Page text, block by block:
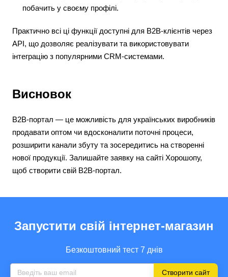
побачить у своєму профілі.
Практично всі ці функції доступні для В2В-клієнтів через
API, що дозволяє реалізувати та використовувати
інтеграцію з популярними CRM-системами.
Висновок
B2B-портал — це можливість для українських виробників
продавати оптом чи вдосконалити поточні процеси,
розширити канали збуту та зосередитись на створенні
нової продукції. Залишайте заявку на сайті Хорошопу,
щоб створити свій B2B-портал.
Запустити свій інтернет-магазин
Безкоштовний тест 7 днів
Створити сайт